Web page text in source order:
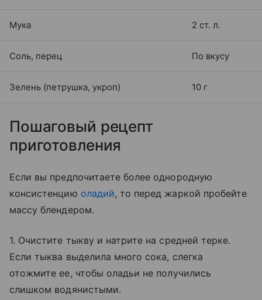
Мука 2 ст. л.
Соль, перец По вкусу
Зелень (петрушка, укроп) 10 г
Пошаговый рецепт
приготовления
Если вы предпочитаете более однородную
консистенцию оладий, то перед жаркой пробейте
массу блендером.
1. Очистите тыкву и натрите на средней терке.
Если тыква выделила много сока, слегка
отожмите ее, чтобы оладьи не получились
слишком водянистыми.